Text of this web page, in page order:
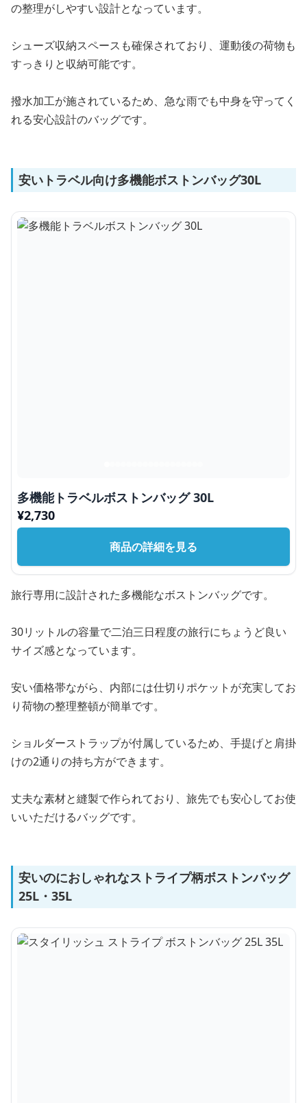
の整理がしやすい設計となっています。
シューズ収納スペースも確保されており、運動後の荷物も
すっきりと収納可能です。
撥水加工が施されているため、急な雨でも中身を守ってく
れる安心設計のバッグです。
安いトラベル向け多機能ボストンバッグ30L
多機能トラベルボストンバッグ 30L
¥2,730
商品の詳細を見る
旅行専用に設計された多機能なボストンバッグです。
30リットルの容量で二泊三日程度の旅行にちょうど良い
サイズ感となっています。
安い価格帯ながら、内部には仕切りポケットが充実してお
り荷物の整理整頓が簡単です。
ショルダーストラップが付属しているため、手提げと肩掛
けの2通りの持ち方ができます。
丈夫な素材と縫製で作られており、旅先でも安心してお使
いいただけるバッグです。
安いのにおしゃれなストライプ柄ボストンバッグ
25L・35L